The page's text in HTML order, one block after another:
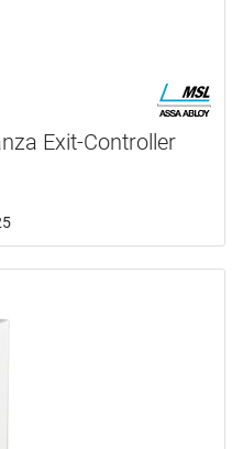
Exit-Controller